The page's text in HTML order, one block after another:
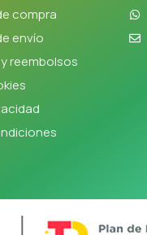
compra
envío
reembolsos